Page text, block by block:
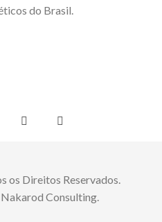
do Brasil.
os Direitos Reservados.
Consulting.